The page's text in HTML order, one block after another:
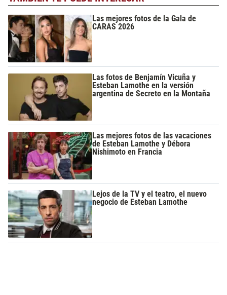
Las mejores fotos de la Gala de
CARAS 2026
Las fotos de Benjamín Vicuña y
Esteban Lamothe en la versión
argentina de Secreto en la Montaña
Las mejores fotos de las vacaciones
de Esteban Lamothe y Débora
Nishimoto en Francia
Lejos de la TV y el teatro, el nuevo
negocio de Esteban Lamothe